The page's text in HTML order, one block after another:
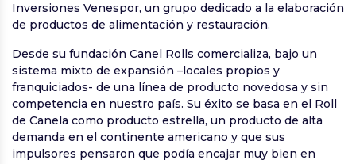
Inversiones Venespor, un grupo dedicado a la elaboración
de productos de alimentación y restauración.
Desde su fundación Canel Rolls comercializa, bajo un
sistema mixto de expansión –locales propios y
franquiciados- de una línea de producto novedosa y sin
competencia en nuestro país. Su éxito se basa en el Roll
de Canela como producto estrella, un producto de alta
demanda en el continente americano y que sus
impulsores pensaron que podía encajar muy bien en